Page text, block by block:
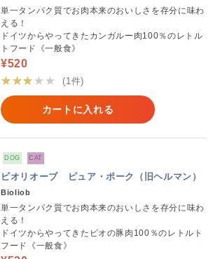
単一タンパク質でお肉本来のおいしさを存分に味わ
える！
ドイツからやってきたカンガルー肉100％のレトル
トフード《一般食》
¥520
★★★★★
(1件)
カートに入れる
DOG CAT
ビオリオーブ ピュア・ポーク（旧ヘルマン）
Bioliob
単一タンパク質でお肉本来のおいしさを存分に味わ
える！
ドイツからやってきたビオの豚肉100％のレトルト
フード《一般食》